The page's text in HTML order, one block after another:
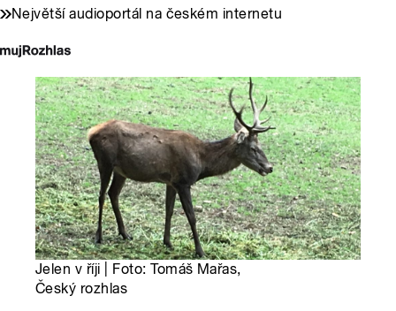
Největší audioportál na českém internetu
Jelen v říji | Foto: Tomáš Mařas,
Český rozhlas